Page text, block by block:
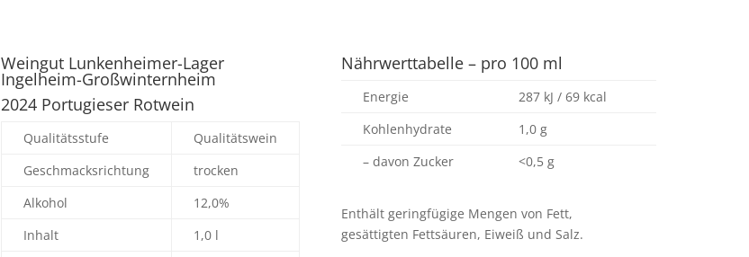
Weingut Lunkenheimer-Lager
Ingelheim-Großwinternheim
2024 Portugieser Rotwein
Qualitätsstufe
Qualitätswein
Geschmacksrichtung
trocken
Alkohol
12,0%
Inhalt
1,0 l
Nährwerttabelle – pro 100 ml
Energie
287 kJ / 69 kcal
Kohlenhydrate
1,0 g
– davon Zucker
<0,5 g
Enthält geringfügige Mengen von Fett,
gesättigten Fettsäuren, Eiweiß und Salz.